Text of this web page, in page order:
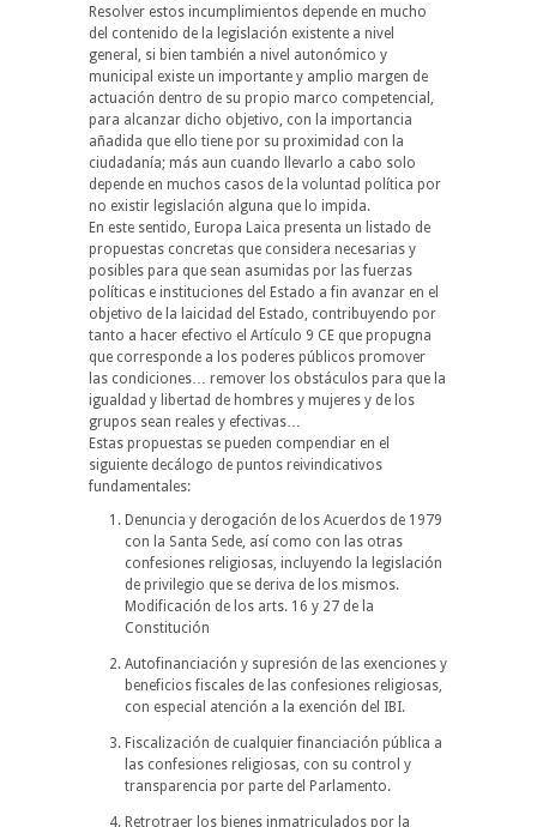
Resolver estos incumplimientos depende en mucho
del contenido de la legislación existente a nivel
general, si bien también a nivel autonómico y
municipal existe un importante y amplio margen de
actuación dentro de su propio marco competencial,
para alcanzar dicho objetivo, con la importancia
añadida que ello tiene por su proximidad con la
ciudadanía; más aun cuando llevarlo a cabo solo
depende en muchos casos de la voluntad política por
no existir legislación alguna que lo impida.
En este sentido, Europa Laica presenta un listado de
propuestas concretas que considera necesarias y
posibles para que sean asumidas por las fuerzas
políticas e instituciones del Estado a fin avanzar en el
objetivo de la laicidad del Estado, contribuyendo por
tanto a hacer efectivo el Artículo 9 CE que propugna
que corresponde a los poderes públicos promover
las condiciones… remover los obstáculos para que la
igualdad y libertad de hombres y mujeres y de los
grupos sean reales y efectivas…
Estas propuestas se pueden compendiar en el
siguiente decálogo de puntos reivindicativos
fundamentales:
Denuncia y derogación de los Acuerdos de 1979
con la Santa Sede, así como con las otras
confesiones religiosas, incluyendo la legislación
de privilegio que se deriva de los mismos.
Modificación de los arts. 16 y 27 de la
Constitución
Autofinanciación y supresión de las exenciones y
beneficios fiscales de las confesiones religiosas,
con especial atención a la exención del IBI.
Fiscalización de cualquier financiación pública a
las confesiones religiosas, con su control y
transparencia por parte del Parlamento.
Retrotraer los bienes inmatriculados por la